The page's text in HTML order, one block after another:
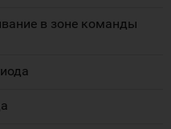
в зоне команды